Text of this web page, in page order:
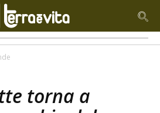
torna a